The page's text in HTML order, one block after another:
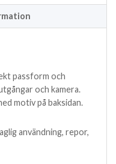
passform och
och kamera.
motiv på baksidan.
användning, repor,